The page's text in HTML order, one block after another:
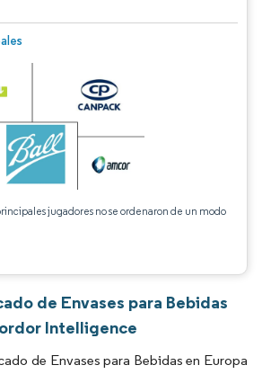
jugadores no se ordenaron de un modo
de Envases para Bebidas
Intelligence
de Envases para Bebidas en Europa